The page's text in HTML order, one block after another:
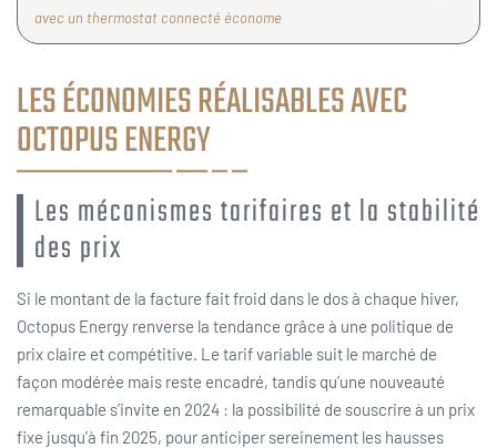
avec un thermostat connecté économe
LES ÉCONOMIES RÉALISABLES AVEC
OCTOPUS ENERGY
Les mécanismes tarifaires et la stabilité
des prix
Si le montant de la facture fait froid dans le dos à chaque hiver,
Octopus Energy renverse la tendance grâce à une politique de
prix claire et compétitive. Le tarif variable suit le marché de
façon modérée mais reste encadré, tandis qu’une nouveauté
remarquable s’invite en 2024 : la possibilité de souscrire à un prix
fixe jusqu’à fin 2025, pour anticiper sereinement les hausses